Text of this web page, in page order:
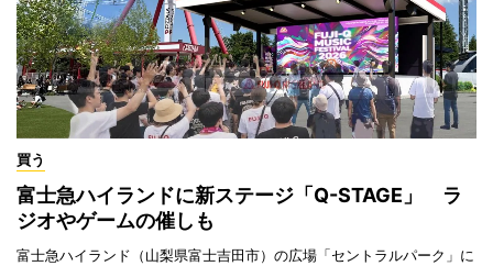
買う
富士急ハイランドに新ステージ「Q-STAGE」 ラ
ジオやゲームの催しも
富士急ハイランド（山梨県富士吉田市）の広場「セントラルパーク」に